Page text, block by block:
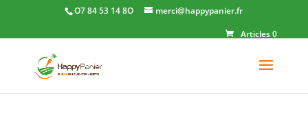
O7 84 53 14 8O
merci@happypanier.fr
Articles 0